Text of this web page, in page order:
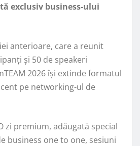
exclusiv business-ului
anterioare, care a reunit
și 50 de speakeri
2026 își extinde formatul
pe networking-ul de
zi premium, adăugată special
business one to one, sesiuni